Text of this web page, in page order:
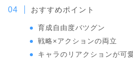
おすすめポイント
育成自由度バツグン
戦略×アクションの両立
キャラのリアクションが可